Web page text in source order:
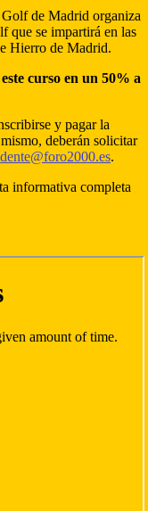
de Madrid organiza
que se impartirá en las
Hierro de Madrid.
curso en un 50% a
y pagar la
deberán solicitar
.
informativa completa